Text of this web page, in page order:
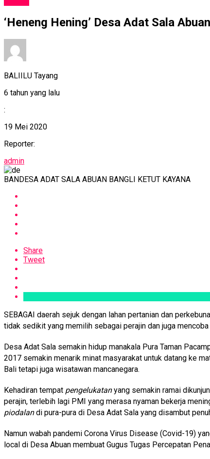
‘Heneng Hening’ Desa Adat Sala
BALIILU Tayang
6 tahun yang lalu
:
19 Mei 2020
Reporter:
admin
BANDESA ADAT SALA ABUAN BANGLI KETUT KAYANA
Share
Tweet
SEBAGAI daerah sejuk dengan lahan pertanian dan
tidak sedikit yang memilih sebagai perajin dan juga
Desa Adat Sala semakin hidup manakala Pura Taman
2017 semakin menarik minat masyarakat untuk datang ke
Bali tetapi juga wisatawan mancanegara.
Kehadiran tempat pengelukatanyang semakin ramai
perajin, terlebih lagi PMI yang merasa nyaman bekerja
piodalandi pura-pura di Desa Adat Sala yang disambut
Namun wabah pandemi Corona Virus Disease (Covid-19)
local di Desa Abuan membuat Gugus Tugas Percepatan